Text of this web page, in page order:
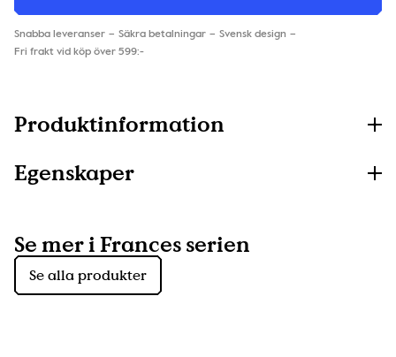
Snabba leveranser Säkra betalningar
Svensk design
Fri frakt vid köp över 599:-
Produktinformation
Egenskaper
Se mer i Frances serien
Se alla produkter